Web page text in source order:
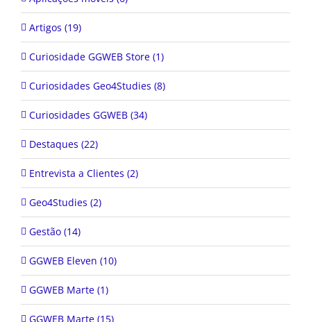
Artigos (19)
Curiosidade GGWEB Store (1)
Curiosidades Geo4Studies (8)
Curiosidades GGWEB (34)
Destaques (22)
Entrevista a Clientes (2)
Geo4Studies (2)
Gestão (14)
GGWEB Eleven (10)
GGWEB Marte (1)
GGWEB Marte (15)